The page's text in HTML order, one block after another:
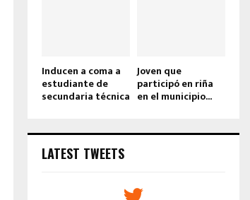
Inducen a coma a
estudiante de
secundaria técnica
Joven que
participó en riña
en el municipio...
LATEST TWEETS